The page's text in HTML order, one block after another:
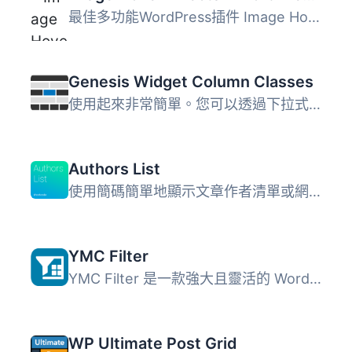
最佳多功能WordPress插件 Image Hover Effects是一個驚人...
Genesis Widget Column Classes
使用起來非常簡單。您可以透過下拉式選單為小工具新增欄位類...
Authors List
使用簡碼簡單地顯示文章作者清單或網格，並帶有到其文章彙整...
YMC Filter
YMC Filter 是一款強大且靈活的 WordPress 外掛，讓使用者能...
WP Ultimate Post Grid